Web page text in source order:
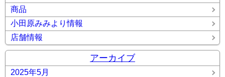
商品
小田原みみより情報
店舗情報
アーカイブ
2025年5月